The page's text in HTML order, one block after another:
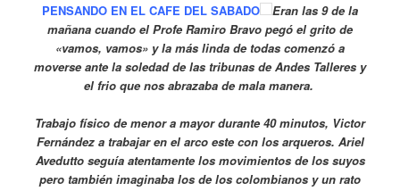
PENSANDO EN EL CAFE DEL SABADO
Eran las 9 de la
mañana cuando el Profe Ramiro Bravo pegó el grito de
«vamos, vamos» y la más linda de todas comenzó a
moverse ante la soledad de las tribunas de Andes Talleres y
el frio que nos abrazaba de mala manera.
Trabajo físico de menor a mayor durante 40 minutos, Victor
Fernández a trabajar en el arco este con los arqueros. Ariel
Avedutto seguía atentamente los movimientos de los suyos
pero también imaginaba los de los colombianos y un rato